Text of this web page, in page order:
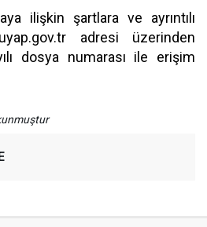
ilişkin şartlara ve ayrıntılı
adresi üzerinden
dosya numarası ile erişim